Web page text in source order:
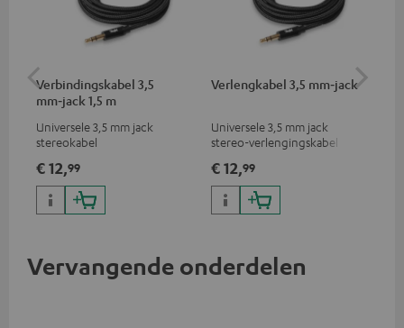
Verbindingskabel 3,5
mm‑jack 1,5 m
Universele 3,5 mm jack
stereokabel
€ 12,99
Verlengkabel 3,5 mm‑jack
Universele 3,5 mm jack
stereo-verlengingskabel
€ 12,99
Vervangende onderdelen